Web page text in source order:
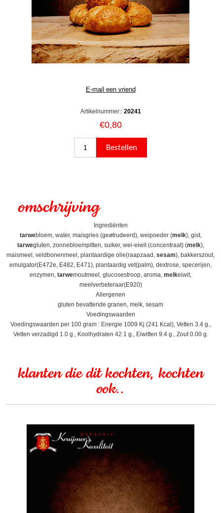
Artikelnummer:: 20241
€0,80
omschrijving
Ingrediënten
tarwebloem, water, maisgries (geøtrudeerd), weipoeder (melk), gist,
tarwegluten, zonnebloempitten, suiker, wei-eiwit (concentraat) (melk),
maismeel, veldbonenmeel, plantaardige olie(raapzaad, sesam), bakkerszout,
emulgator(E472e, E482, E471), plantaardig vet(palm), dextrose, specerijen,
enzymen, tarwemoutmeel, glucosestroop, aroma, melkeiwit,
meelverbeteraar(E920)
Allergenen
gluten bevattende granen, melk, sesam
Voedingswaarden
Voedingswaarden per 100 gram : Energie 1009 Kj (241 Kcal), Vetten 3.4 g.,
Vetten verzadigd 1.0 g., Koolhydraten 42.1 g., Eiwitten 9.4 g., Zout 0.00 g.
klanten die dit kochten, kochten
ook..